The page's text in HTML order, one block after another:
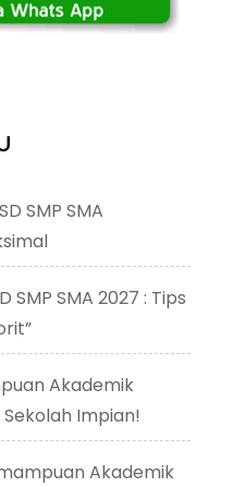
SMP SMA
SMP SMA 2027 : Tips
Akademik
Sekolah Impian!
Akademik